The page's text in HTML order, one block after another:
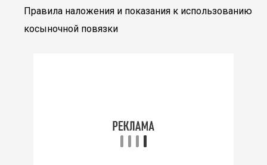
Правила наложения и показания к использованию
косыночной повязки